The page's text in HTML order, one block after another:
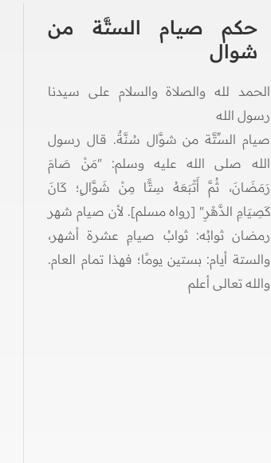
حكم صيام الستَّة من
شوال
الحمد لله والصلاة والسلام على سيدنا
رسول الله
صيام السِّتَّة من شوَّال سُنَّةٌ. قال رسول
الله صلى الله عليه وسلم: "مَنْ صَامَ
رَمَضَانَ، ثُمَّ أَتْبَعَهُ سِتًّا مِنْ شَوَّالٍ؛ كَانَ
كَصِيَامِ الدَّهْرِ" [رواه مسلم]. لأن صيام شهر
رمضان ثوابُه: ثوابُ صيامِ عشرة أشهر،
والستة أيام: بستين يومًا؛ فهذا تمام العام.
والله تعالى أعلم